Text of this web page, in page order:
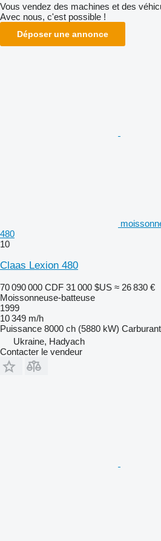
Vous vendez des machines et des
Avec nous, c'est possible !
Déposer une annonce
480
10
Claas Lexion 480
70 090 000 CDF 31 000 $US ≈ 26 830 €
Moissonneuse-batteuse
1999
10 349 m/h
Puissance 8000 ch (5880 kW) Carburant
Ukraine, Hadyach
Contacter le vendeur